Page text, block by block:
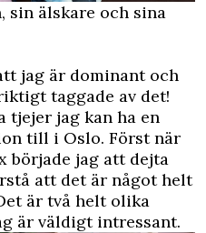
sin älskare och sina
jag är dominant och
taggade av det!
tjejer jag kan ha en
till i Oslo. Först när
började jag att dejta
att det är något helt
är två helt olika
är väldigt intressant.